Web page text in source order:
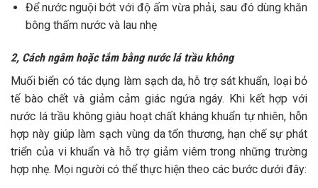
Để nước nguội bớt với độ ấm vừa phải, sau đó dùng khăn
bông thấm nước và lau nhẹ
2, Cách ngâm hoặc tắm bằng nước lá trầu không
Muối biển có tác dụng làm sạch da, hỗ trợ sát khuẩn, loại bỏ
tế bào chết và giảm cảm giác ngứa ngáy. Khi kết hợp với
nước lá trầu không giàu hoạt chất kháng khuẩn tự nhiên, hỗn
hợp này giúp làm sạch vùng da tổn thương, hạn chế sự phát
triển của vi khuẩn và hỗ trợ giảm viêm trong những trường
hợp nhẹ. Mọi người có thể thực hiện theo các bước dưới đây: